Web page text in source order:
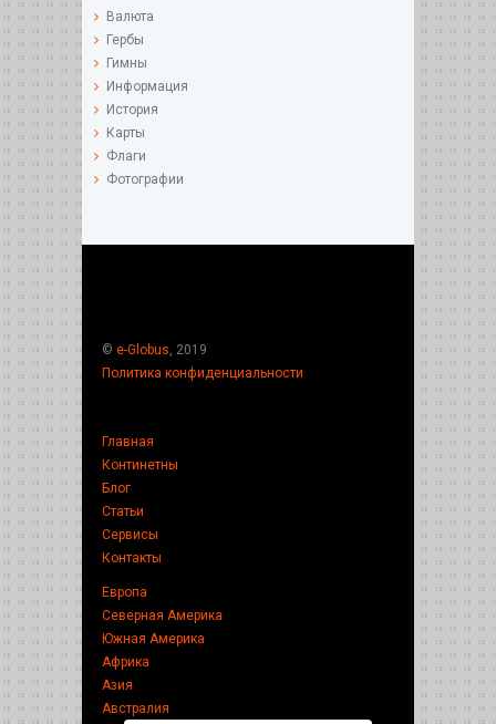
Валюта
Гербы
Гимны
Информация
История
Карты
Флаги
Фотографии
© e-Globus , 2019
Политика конфиденциальности
Главная
Континетны
Блог
Статьи
Сервисы
Контакты
Европа
Северная Америка
Южная Америка
Африка
Азия
Австралия